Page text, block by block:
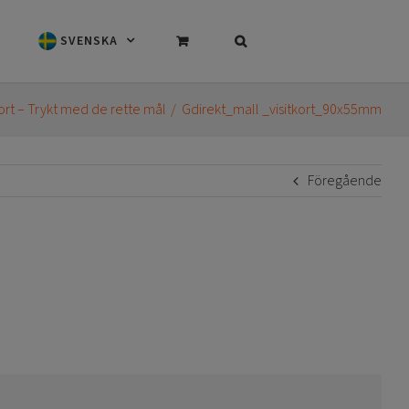
SVENSKA
– Trykt med de rette mål Gdirekt_mall _visitkort_90x55mm
Föregående